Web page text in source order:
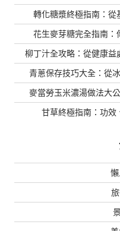
轉化糖漿終極指南：從
花生麥芽糖完全指南：
柳丁汁全攻略：從健康益
青蔥保存技巧大全：從
麥當勞玉米濃湯做法大
甘草終極指南：功效